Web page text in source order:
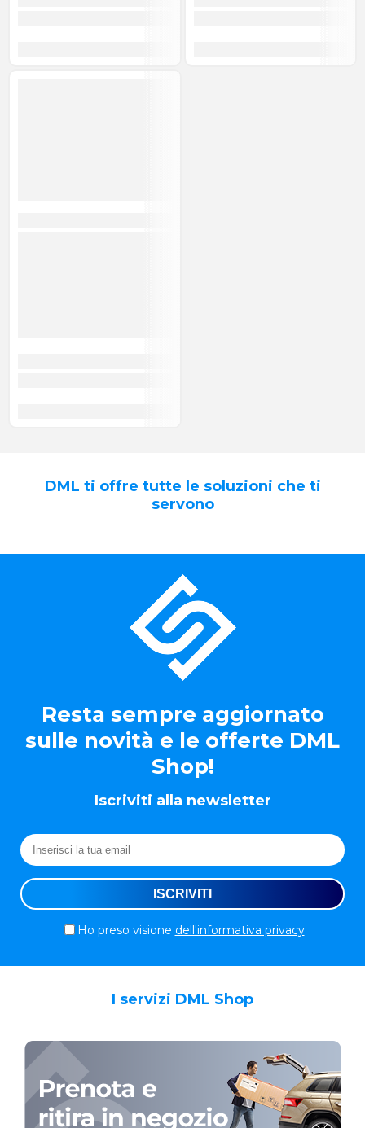
DML ti offre tutte le soluzioni che ti
servono
Resta sempre aggiornato
sulle novità e le offerte DML
Shop!
Iscriviti alla newsletter
Ho preso visione dell'informativa privacy
I servizi DML Shop